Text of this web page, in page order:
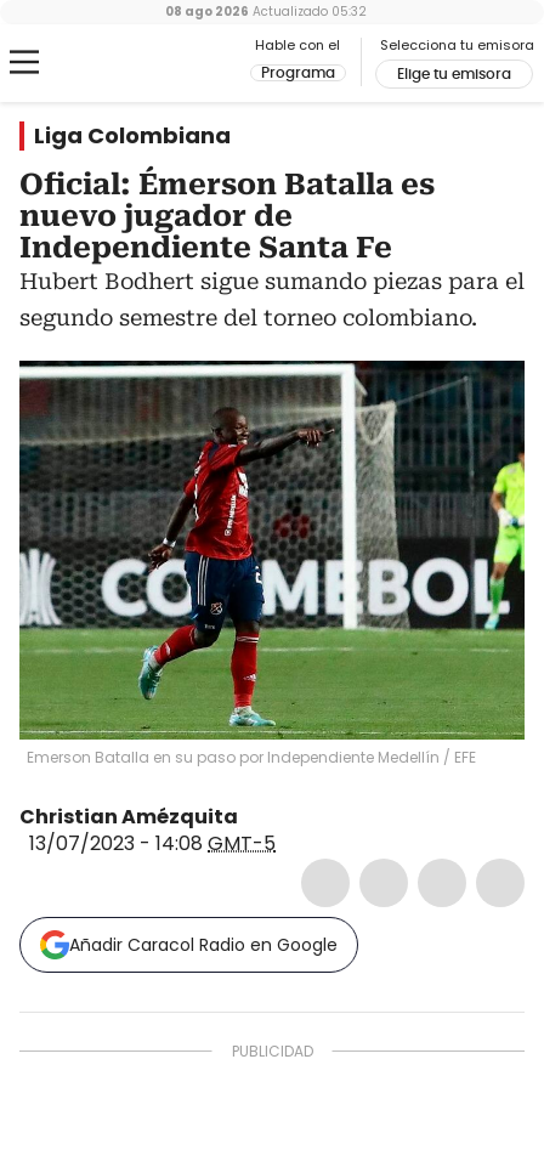
Hable con el
Programa
Selecciona tu emisora
Elige tu emisora
08 ago 2026 Actualizado 05:32
Liga Colombiana
Oficial: Émerson Batalla es
nuevo jugador de
Independiente Santa Fe
Hubert Bodhert sigue sumando piezas para el
segundo semestre del torneo colombiano.
Emerson Batalla en su paso por Independiente Medellín / EFE
Christian Amézquita
13/07/2023 - 14:08 GMT-5
Añadir Caracol Radio en Google